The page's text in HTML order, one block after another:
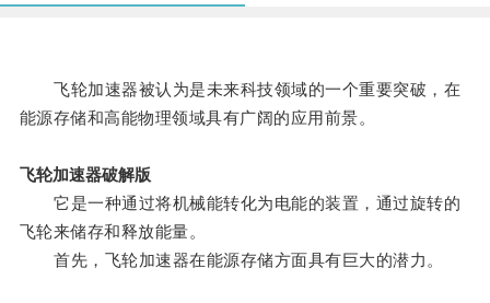
飞轮加速器被认为是未来科技领域的一个重要突破，在
能源存储和高能物理领域具有广阔的应用前景。
飞轮加速器破解版
它是一种通过将机械能转化为电能的装置，通过旋转的
飞轮来储存和释放能量。
首先，飞轮加速器在能源存储方面具有巨大的潜力。